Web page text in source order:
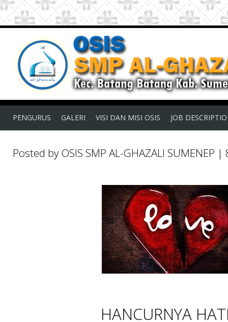
PENGURUS GALERI VISI DAN MISI OSIS JOB
Posted by OSIS SMP AL-GHAZALI SUMENEP |
HANCURNYA